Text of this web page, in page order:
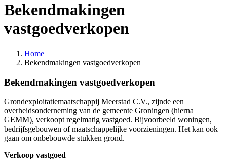
Bekendmakingen
vastgoedverkopen
Home
Bekendmakingen vastgoedverkopen
Bekendmakingen vastgoedverkopen
Grondexploitatiemaatschappij Meerstad C.V., zijnde een
overheidsonderneming van de gemeente Groningen (hierna
GEMM), verkoopt regelmatig vastgoed. Bijvoorbeeld woningen,
bedrijfsgebouwen of maatschappelijke voorzieningen. Het kan ook
gaan om onbebouwde stukken grond.
Verkoop vastgoed